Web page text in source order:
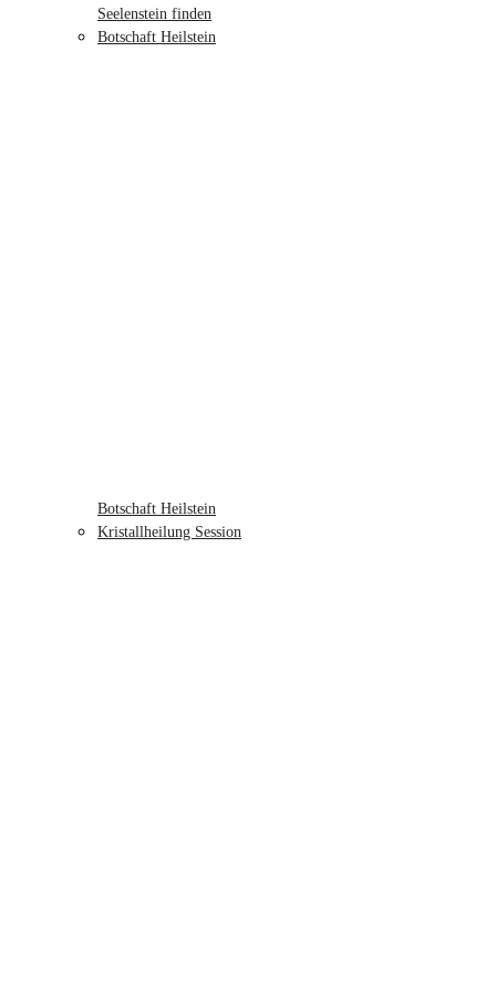
Seelenstein finden
Botschaft Heilstein
Botschaft Heilstein
Kristallheilung Session